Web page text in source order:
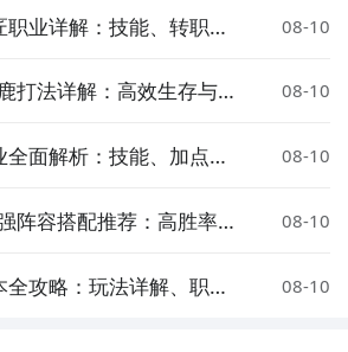
业详解：技能、转职与
08-10
打法详解：高效生存与资
08-10
面解析：技能、加点、
08-10
阵容搭配推荐：高胜率实
08-10
攻略：玩法详解、职业
08-10